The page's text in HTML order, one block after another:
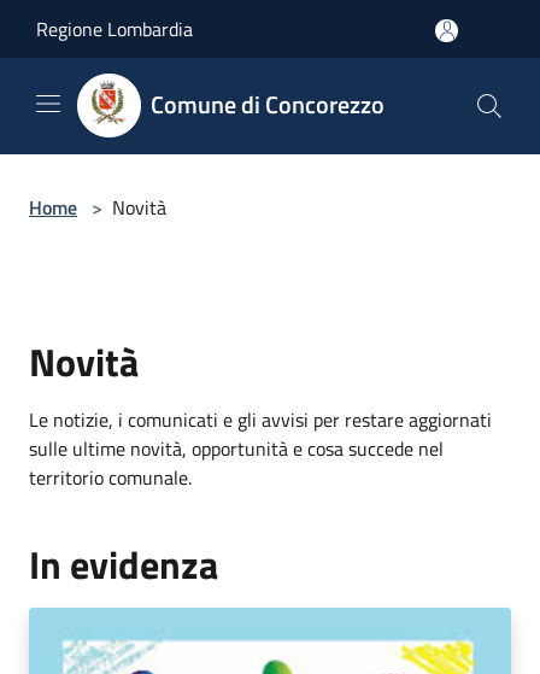
Regione Lombardia
Comune di Concorezzo
Home > Novità
Novità
Le notizie, i comunicati e gli avvisi per restare aggiornati
sulle ultime novità, opportunità e cosa succede nel
territorio comunale.
In evidenza